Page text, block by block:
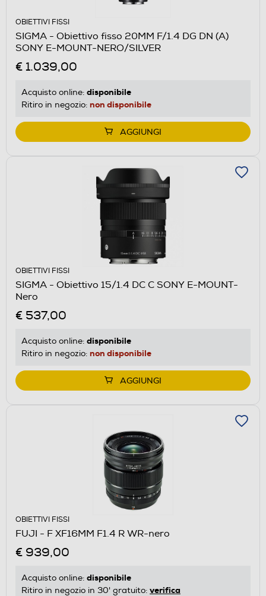
OBIETTIVI FISSI
SIGMA - Obiettivo fisso 20MM F/1.4 DG DN (A)
SONY E-MOUNT-NERO/SILVER
€ 1.039,00
Acquisto online: disponibile
Ritiro in negozio: non disponibile
AGGIUNGI
OBIETTIVI FISSI
SIGMA - Obiettivo 15/1.4 DC C SONY E-MOUNT-
Nero
€ 537,00
Acquisto online: disponibile
Ritiro in negozio: non disponibile
AGGIUNGI
OBIETTIVI FISSI
FUJI - F XF16MM F1.4 R WR-nero
€ 939,00
Acquisto online: disponibile
Ritiro in negozio in 30' gratuito: verifica